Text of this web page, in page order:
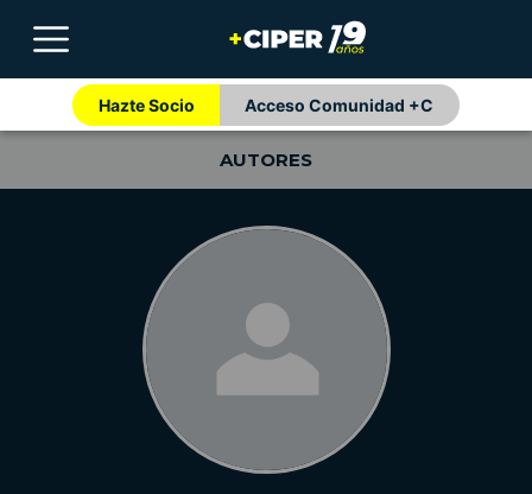
Hazte Socio Acceso Comunidad +C
AUTORES